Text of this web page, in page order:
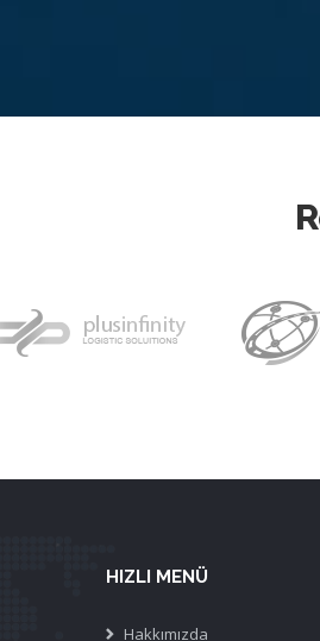
HIZLI MENÜ
Hakkımızda